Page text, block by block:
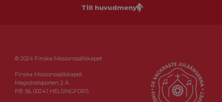
Till huvudmenyn
© 2024 Finska Missionssällskapet
Finska Missionssällskapet
Magistratsporten 2 A
PB 56, 00241 HELSINGFORS